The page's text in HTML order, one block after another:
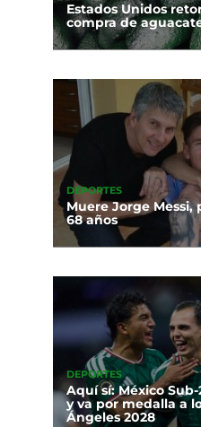
Estados Unidos
compra de
DEPORTES
Muere Jorge Messi,
68 años
DEPORTES
Aquí sí: México
y va por medalla a
Ángeles 2028